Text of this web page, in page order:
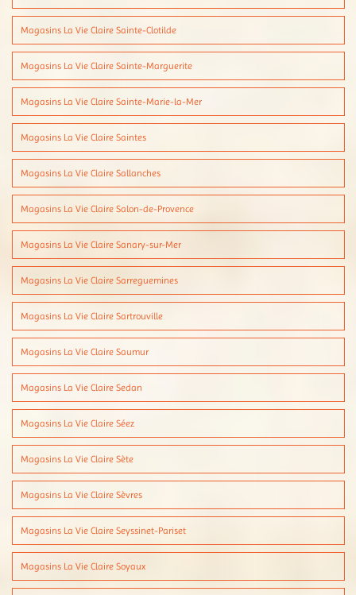
Magasins La Vie Claire Sainte-Clotilde
Magasins La Vie Claire Sainte-Marguerite
Magasins La Vie Claire Sainte-Marie-la-Mer
Magasins La Vie Claire Saintes
Magasins La Vie Claire Sallanches
Magasins La Vie Claire Salon-de-Provence
Magasins La Vie Claire Sanary-sur-Mer
Magasins La Vie Claire Sarreguemines
Magasins La Vie Claire Sartrouville
Magasins La Vie Claire Saumur
Magasins La Vie Claire Sedan
Magasins La Vie Claire Séez
Magasins La Vie Claire Sète
Magasins La Vie Claire Sèvres
Magasins La Vie Claire Seyssinet-Pariset
Magasins La Vie Claire Soyaux